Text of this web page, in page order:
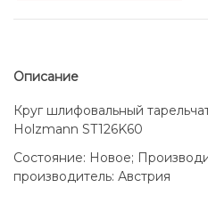
Описание
Круг шлифовальный
Holzmann ST126K60
Состояние: Новое;
производитель: Австрия